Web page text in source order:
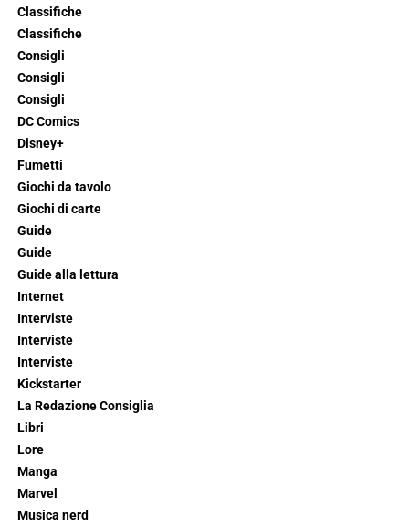
Classifiche
Classifiche
Consigli
Consigli
Consigli
DC Comics
Disney+
Fumetti
Giochi da tavolo
Giochi di carte
Guide
Guide
Guide alla lettura
Internet
Interviste
Interviste
Interviste
Kickstarter
La Redazione Consiglia
Libri
Lore
Manga
Marvel
Musica nerd